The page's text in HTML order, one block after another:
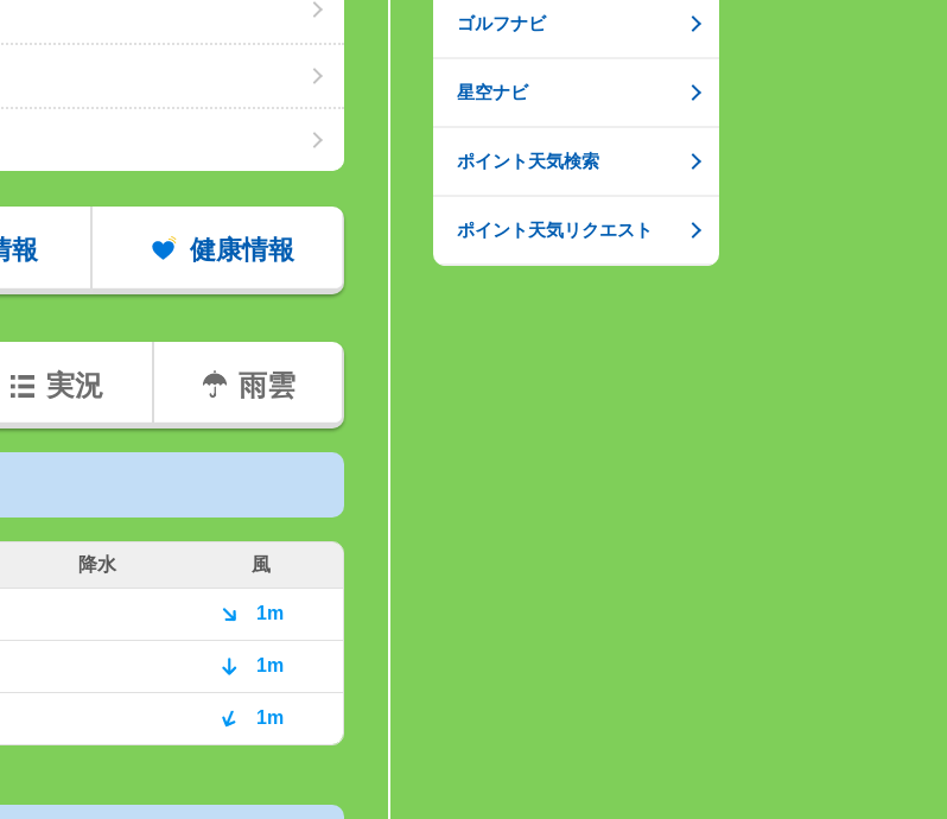
報 健康情報
実況 雨雲
降水 風
1m
1m
1m
ゴルフナビ
星空ナビ
ポイント天気検索
ポイント天気リクエスト